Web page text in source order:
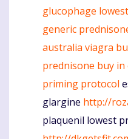
glucophage
generic
australia viagra
prednisone buy in
priming protocol
glargine http://
plaquenil lowest